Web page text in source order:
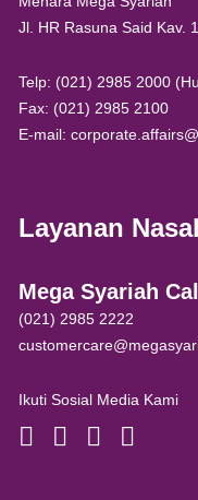
Jl. HR Rasuna Said Kav.
Telp: (021) 2985 2000
Fax: (021) 2985 2100
E-mail:
Layanan
Mega Syariah Call
(021) 2985 2222
Ikuti Sosial Media Kami